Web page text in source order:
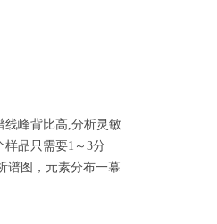
线峰背比高,分析灵敏
样品只需要1～3分
谱图，元素分布一幕